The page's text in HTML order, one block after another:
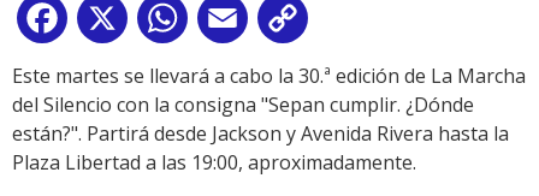
Facebook
X WhatsApp
Email
Link
Este martes se llevará a cabo la 30.ª edición de La Marcha
del Silencio con la consigna "Sepan cumplir. ¿Dónde
están?". Partirá desde Jackson y Avenida Rivera hasta la
Plaza Libertad a las 19:00, aproximadamente.